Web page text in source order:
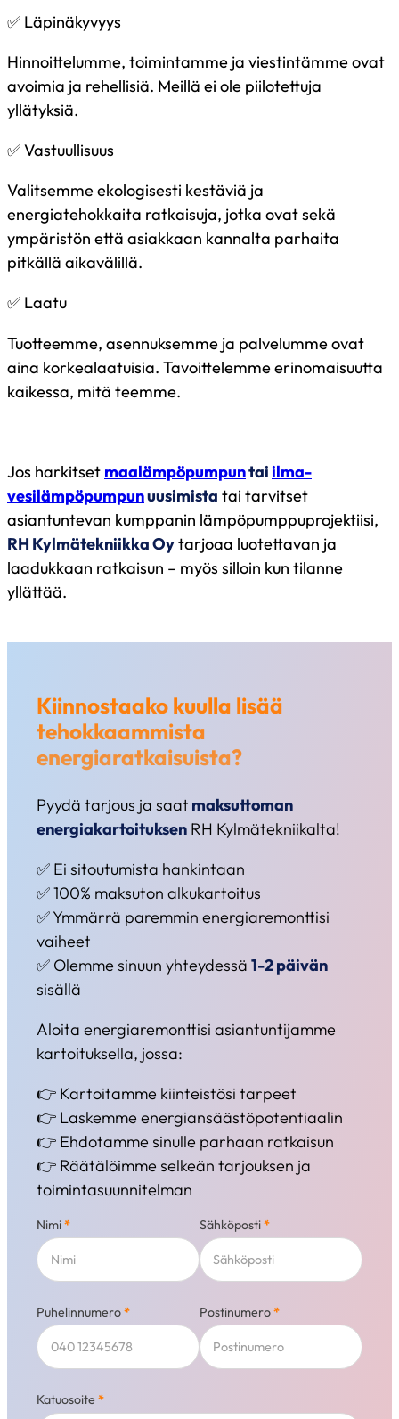
✅ Läpinäkyvyys
Hinnoittelumme, toimintamme ja viestintämme ovat
avoimia ja rehellisiä. Meillä ei ole piilotettuja
yllätyksiä.
✅ Vastuullisuus
Valitsemme ekologisesti kestäviä ja
energiatehokkaita ratkaisuja, jotka ovat sekä
ympäristön että asiakkaan kannalta parhaita
pitkällä aikavälillä.
✅ Laatu
Tuotteemme, asennuksemme ja palvelumme ovat
aina korkealaatuisia. Tavoittelemme erinomaisuutta
kaikessa, mitä teemme.
Jos harkitset maalämpöpumpuntai ilma-
vesilämpöpumpunuusimista tai tarvitset
asiantuntevan kumppanin lämpöpumppuprojektiisi,
RH Kylmätekniikka Oytarjoaa luotettavan ja
laadukkaan ratkaisun – myös silloin kun tilanne
yllättää.
Kiinnostaako kuulla lisää
tehokkaammista
energiaratkaisuista?
Pyydä tarjous ja saat maksuttoman
energiakartoituksen RH Kylmätekniikalta!
✅ Ei sitoutumista hankintaan
✅ 100% maksuton alkukartoitus
✅ Ymmärrä paremmin energiaremonttisi
vaiheet
✅ Olemme sinuun yhteydessä1-2 päivän
sisällä
Aloita energiaremonttisi asiantuntijamme
kartoituksella, jossa:
👉 Kartoitamme kiinteistösi tarpeet
👉 Laskemme energiansäästöpotentiaalin
👉 Ehdotamme sinulle parhaan ratkaisun
👉 Räätälöimme selkeän tarjouksen ja
toimintasuunnitelman
Nimi* Sähköposti*
Puhelinnumero* Postinumero*
Katuosoite *